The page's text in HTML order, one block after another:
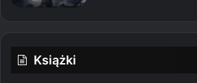
Książki